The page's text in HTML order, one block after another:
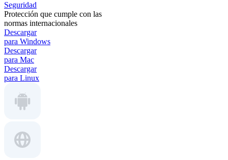
Seguridad
Protección que cumple con las
normas internacionales
Descargar
para Windows
Descargar
para Mac
Descargar
para Linux